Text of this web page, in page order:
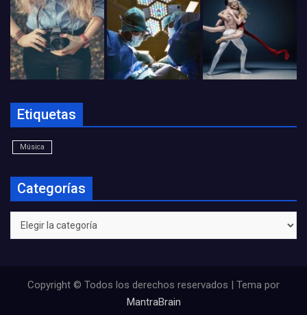
Etiquetas
Música
Categorías
Categorías
Copyright © Todos los derechos reservados | Tema por
MantraBrain